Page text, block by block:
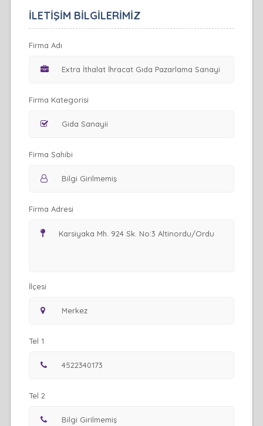
İLETİŞİM BİLGİLERİMİZ
Firma Adı
Firma Kategorisi
Firma Sahibi
Firma Adresi
İlçesi
Tel 1
Tel 2